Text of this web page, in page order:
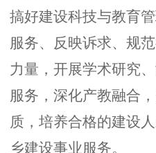
搞好建设科技与教育
服务、反映诉求、规
力量，开展学术研究
服务，深化产教融合
质，培养合格的建设
乡建设事业服务。